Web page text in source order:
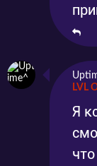
LVL
Я